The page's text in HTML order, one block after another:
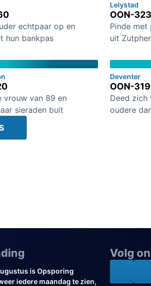
echtpaar op en
hun bankpas
Lelystad
OON-323
Pinde met
uit
vrouw van 89 en
sieraden buit
Deventer
OON-319
Deed zich
oudere
is Opsporing
iedere maandag te zien,
Volg